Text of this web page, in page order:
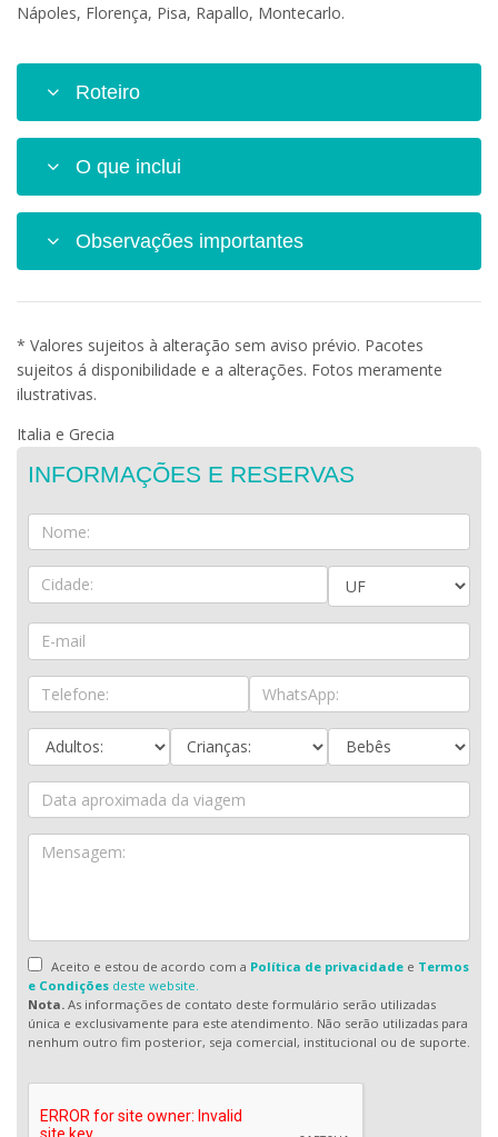
Nápoles, Florença, Pisa, Rapallo, Montecarlo.
Roteiro
O que inclui
Observações importantes
* Valores sujeitos à alteração sem aviso prévio. Pacotes
sujeitos á disponibilidade e a alterações. Fotos meramente
ilustrativas.
Italia e Grecia
INFORMAÇÕES E RESERVAS
Aceito e estou de acordo com a Política de privacidadee Termos
e Condições deste website.
Nota. As informações de contato deste formulário serão utilizadas
única e exclusivamente para este atendimento. Não serão utilizadas para
nenhum outro fim posterior, seja comercial, institucional ou de suporte.